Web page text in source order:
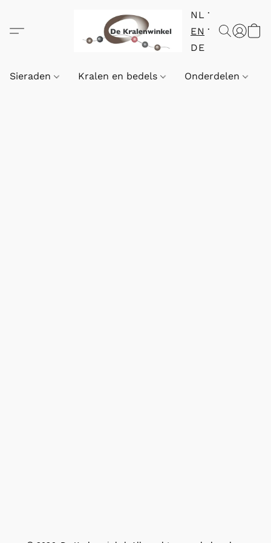
NL
EN
DE
Sieraden Kralen en bedels Onderdelen